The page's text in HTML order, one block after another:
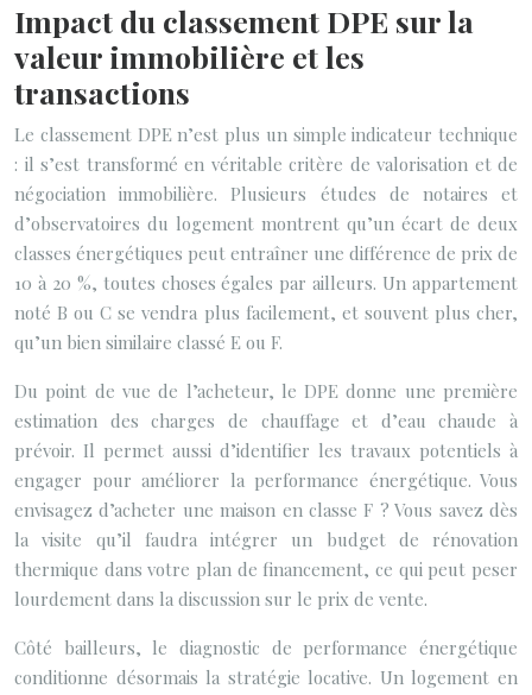
Impact du classement DPE sur la
valeur immobilière et les
transactions
Le classement DPE n’est plus un simple indicateur technique
: il s’est transformé en véritable critère de valorisation et de
négociation immobilière. Plusieurs études de notaires et
d’observatoires du logement montrent qu’un écart de deux
classes énergétiques peut entraîner une différence de prix de
10 à 20 %, toutes choses égales par ailleurs. Un appartement
noté B ou C se vendra plus facilement, et souvent plus cher,
qu’un bien similaire classé E ou F.
Du point de vue de l’acheteur, le DPE donne une première
estimation des charges de chauffage et d’eau chaude à
prévoir. Il permet aussi d’identifier les travaux potentiels à
engager pour améliorer la performance énergétique. Vous
envisagez d’acheter une maison en classe F ? Vous savez dès
la visite qu’il faudra intégrer un budget de rénovation
thermique dans votre plan de financement, ce qui peut peser
lourdement dans la discussion sur le prix de vente.
Côté bailleurs, le diagnostic de performance énergétique
conditionne désormais la stratégie locative. Un logement en